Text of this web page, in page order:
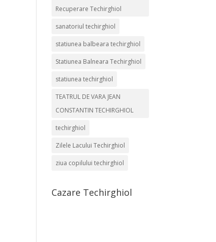
Recuperare Techirghiol
sanatoriul techirghiol
statiunea balbeara techirghiol
Statiunea Balneara Techirghiol
statiunea techirghiol
TEATRUL DE VARA JEAN
CONSTANTIN TECHIRGHIOL
techirghiol
Zilele Lacului Techirghiol
ziua copilului techirghiol
Cazare Techirghiol